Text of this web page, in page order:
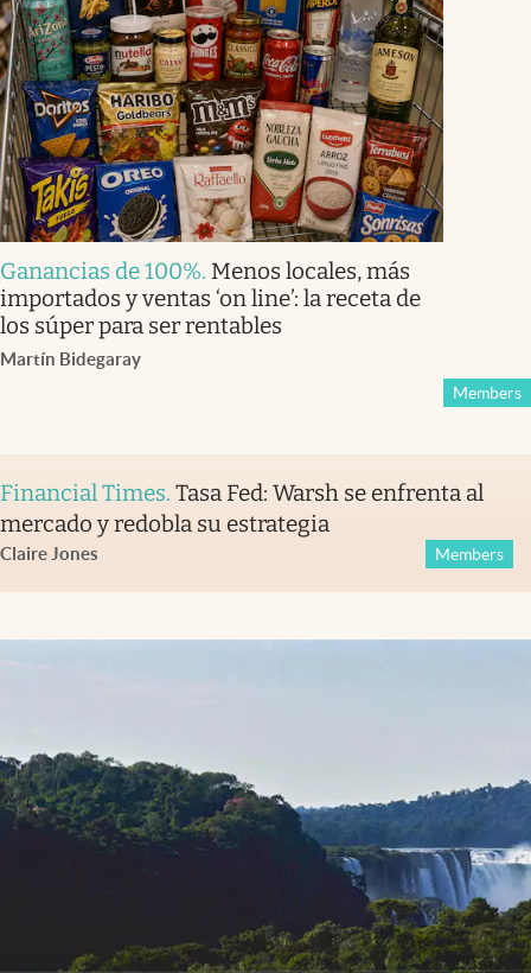
Ganancias de 100%. Menos locales, más
importados y ventas ‘on line’: la receta de
los súper para ser rentables
Martín Bidegaray
Members
Financial Times. Tasa Fed: Warsh se enfrenta al
mercado y redobla su estrategia
Claire Jones Members